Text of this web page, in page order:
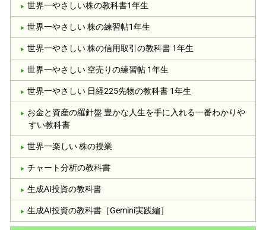
世界一やさしい株の教科書1年生
世界一やさしい 株の練習帖1年生
世界一やさしい 株の信用取引の教科書 1年生
世界一やさしい 空売りの練習帖 1年生
世界一やさしい 日経225先物の教科書 1年生
お金と資産の羅針盤 豊かな人生を手に入れる一番わかりや
すい教科書
世界一楽しい 株の授業
チャート分析の教科書
生成AI投資の教科書
生成AI投資の教科書［Gemini実践編］